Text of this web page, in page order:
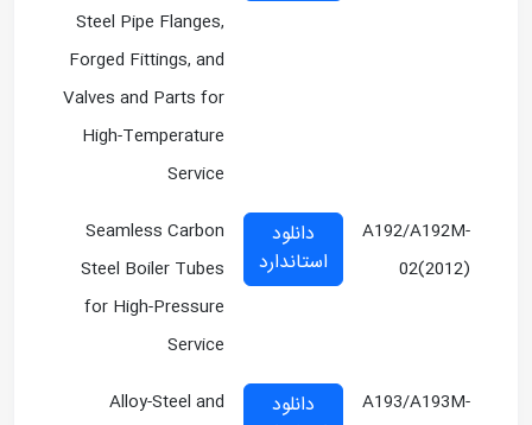
Steel Pipe Flanges,
Forged Fittings, and
Valves and Parts for
High-Temperature
Service
A192/A192M-
02(2012)
دانلود
استاندارد
Seamless Carbon
Steel Boiler Tubes
for High-Pressure
Service
A193/A193M-
دانلود
Alloy-Steel and